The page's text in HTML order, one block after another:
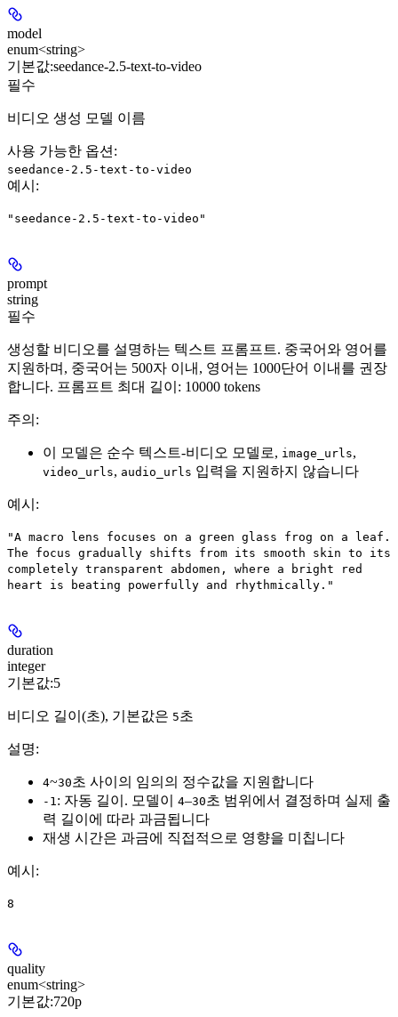
model
enum<string>
기본값:seedance-2.5-text-to-video
필수
비디오 생성 모델 이름
사용 가능한 옵션:
seedance-2.5-text-to-video
예시 :
"seedance-2.5-text-to-video"
prompt
string
필수
생성할 비디오를 설명하는 텍스트 프롬프트. 중국어와 영어를
지원하며, 중국어는 500자 이내, 영어는 1000단어 이내를 권장
합니다. 프롬프트 최대 길이: 10000 tokens
주의:
이 모델은 순수 텍스트-비디오 모델로, image_urls,
video_urls, audio_urls 입력을 지원하지 않습니다
예시 :
"A macro lens focuses on a green glass frog on a leaf.
The focus gradually shifts from its smooth skin to its
completely transparent abdomen, where a bright red
heart is beating powerfully and rhythmically."
duration
integer
기본값:5
비디오 길이(초), 기본값은 5초
설명:
4~30초 사이의 임의의 정수값을 지원합니다
-1: 자동 길이. 모델이 4–30초 범위에서 결정하며 실제 출
력 길이에 따라 과금됩니다
재생 시간은 과금에 직접적으로 영향을 미칩니다
예시 :
8
quality
enum<string>
기본값:720p